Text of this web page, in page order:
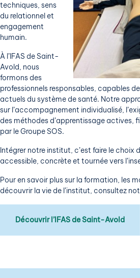
techniques, sens
du relationnel et
engagement
humain.
À l’IFAS de Saint-
Avold, nous
formons des
professionnels responsables, capables
actuels du système de santé. Notre
sur l’accompagnement individualisé,
des méthodes d’apprentissage actives,
par le Groupe SOS.
Intégrer notre institut, c’est faire le choix
accessible, concrète et tournée vers
Pour en savoir plus sur la formation, les
découvrir la vie de l’institut, consultez
Découvrir l’IFAS de Saint-Avold